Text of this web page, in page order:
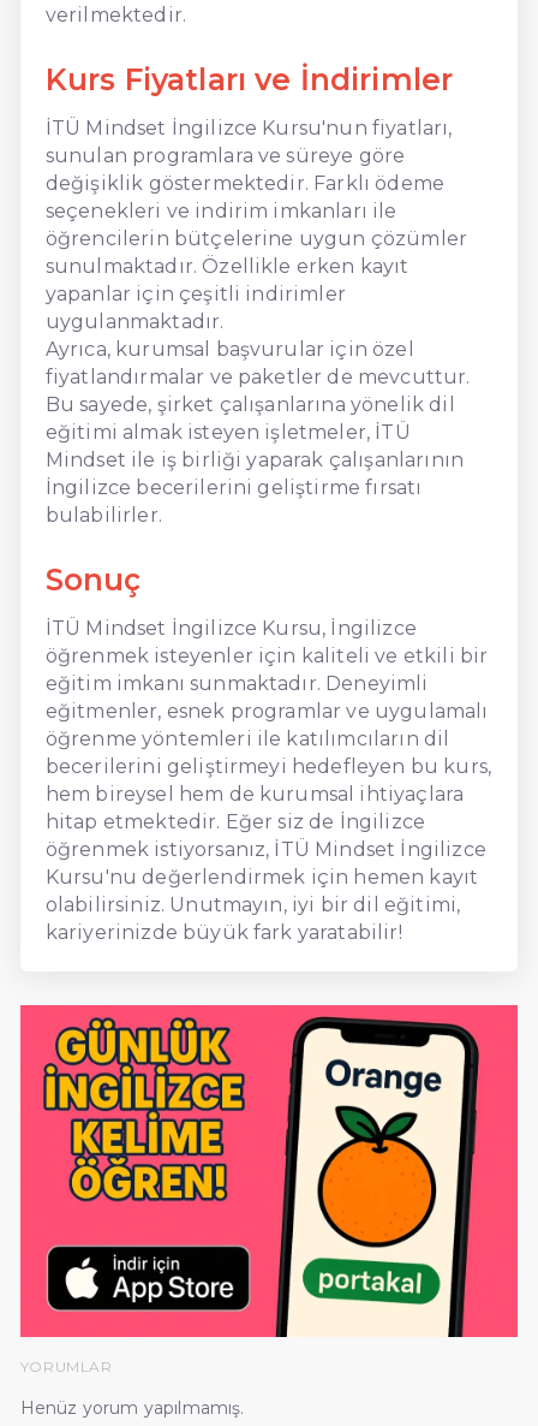
verilmektedir.
Kurs Fiyatları ve İndirimler
İTÜ Mindset İngilizce Kursu'nun fiyatları,
sunulan programlara ve süreye göre
değişiklik göstermektedir. Farklı ödeme
seçenekleri ve indirim imkanları ile
öğrencilerin bütçelerine uygun çözümler
sunulmaktadır. Özellikle erken kayıt
yapanlar için çeşitli indirimler
uygulanmaktadır.
Ayrıca, kurumsal başvurular için özel
fiyatlandırmalar ve paketler de mevcuttur.
Bu sayede, şirket çalışanlarına yönelik dil
eğitimi almak isteyen işletmeler, İTÜ
Mindset ile iş birliği yaparak çalışanlarının
İngilizce becerilerini geliştirme fırsatı
bulabilirler.
Sonuç
İTÜ Mindset İngilizce Kursu, İngilizce
öğrenmek isteyenler için kaliteli ve etkili bir
eğitim imkanı sunmaktadır. Deneyimli
eğitmenler, esnek programlar ve uygulamalı
öğrenme yöntemleri ile katılımcıların dil
becerilerini geliştirmeyi hedefleyen bu kurs,
hem bireysel hem de kurumsal ihtiyaçlara
hitap etmektedir. Eğer siz de İngilizce
öğrenmek istiyorsanız, İTÜ Mindset İngilizce
Kursu'nu değerlendirmek için hemen kayıt
olabilirsiniz. Unutmayın, iyi bir dil eğitimi,
kariyerinizde büyük fark yaratabilir!
YORUMLAR
Henüz yorum yapılmamış.